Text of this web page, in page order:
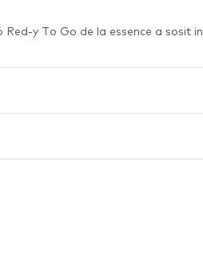
Red-y To Go de la essence a sosit in